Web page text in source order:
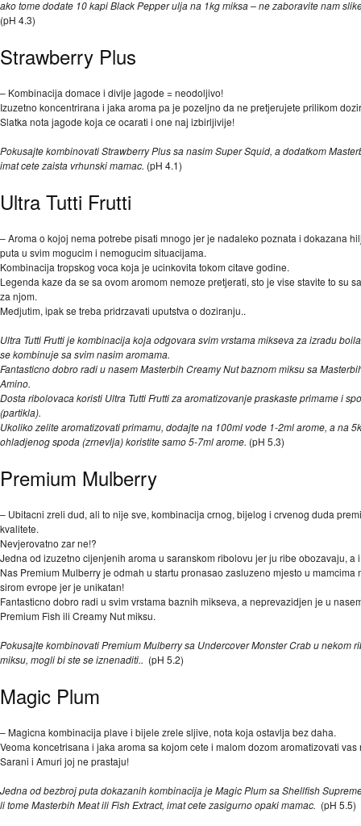
ako tome dodate 10 kapi Black Pepper ulja na 1kg miksa – ne zaboravite nam
(pH 4.3)
Strawberry Plus
– Kombinacija domace i divlje jagode = neodoljivo!
Izuzetno koncentrirana i jaka aroma pa je pozeljno da ne pretjerujete prilikom
Slatka nota jagode koja ce ocarati i one naj izbirljivije!
Pokusajte kombinovati Strawberry Plus sa nasim Super Squid, a dodatkom
imat cete zaista vrhunski mamac. (pH 4.1)
Ultra Tutti Frutti
– Aroma o kojoj nema potrebe pisati mnogo jer je nadaleko poznata i dokazana
puta u svim mogucim i nemogucim situacijama.
Kombinacija tropskog voca koja je ucinkovita tokom citave godine.
Legenda kaze da se sa ovom aromom nemoze pretjerati, sto je vise stavite to su
za njom.
Medjutim, ipak se treba pridrzavati uputstva o doziranju..
Ultra Tutti Frutti je kombinacija koja odgovara svim vrstama mikseva za izradu
se kombinuje sa svim nasim aromama.
Fantasticno dobro radi u nasem Masterbih Creamy Nut baznom miksu sa
Amino.
Dosta ribolovaca koristi Ultra Tutti Frutti za aromatizovanje praskaste primame i
(partikla).
Ukoliko zelite aromatizovati primamu, dodajte na 100ml vode 1-2ml arome, a na
ohladjenog spoda (zrnevlja) koristite samo 5-7ml arome. (pH 5.3)
Premium Mulberry
– Ubitacni zreli dud, ali to nije sve, kombinacija crnog, bijelog i crvenog duda
kvalitete.
Nevjerovatno zar ne!?
Jedna od izuzetno cijenjenih aroma u saranskom ribolovu jer ju ribe obozavaju, a
Nas Premium Mulberry je odmah u startu pronasao zasluzeno mjesto u mamcima
sirom evrope jer je unikatan!
Fantasticno dobro radi u svim vrstama baznih mikseva, a neprevazidjen je u
Premium Fish ili Creamy Nut miksu.
Pokusajte kombinovati Premium Mulberry sa Undercover Monster Crab u nekom
miksu, mogli bi ste se iznenaditi.. (pH 5.2)
Magic Plum
– Magicna kombinacija plave i bijele zrele sljive, nota koja ostavlja bez daha.
Veoma koncetrisana i jaka aroma sa kojom cete i malom dozom aromatizovati vas
Sarani i Amuri joj ne prastaju!
Jedna od bezbroj puta dokazanih kombinacija je Magic Plum sa Shellfish
li tome Masterbih Meat ili Fish Extract, imat cete zasigurno opaki mamac. (pH 5.5)